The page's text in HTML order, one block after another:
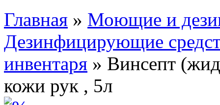
Главная » Моющие и
Дезинфицирующие
инвентаря » Винсепт
кожи рук , 5л